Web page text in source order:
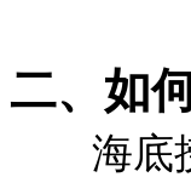
二、如
海底捞